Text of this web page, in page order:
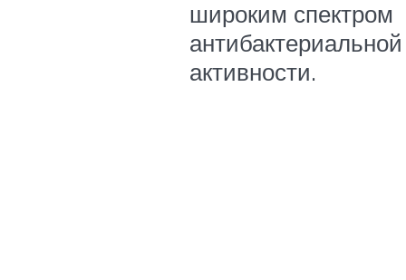
широким спектром
антибактериальной
активности.